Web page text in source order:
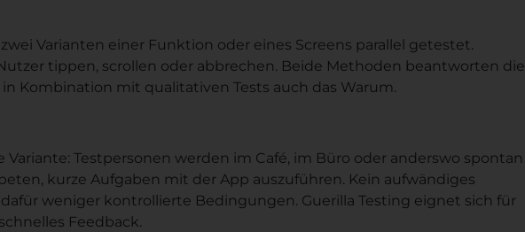
Varianten einer Funktion oder eines Screens parallel getestet.
tippen, scrollen oder abbrechen. Beide Methoden beantworten die
in Kombination mit qualitativen Tests auch das Warum.
Testpersonen werden im Café, im Büro oder anderswo spontan
kurze Aufgaben mit der App auszuführen. Kein aufwändiges
weniger kontrollierte Bedingungen. Guerilla Testing eignet sich für
Feedback.